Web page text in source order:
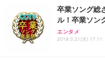
務用 おしゃれ
ANDWINT オフ
ッシュ 通気性
ス圧無段階昇降
【MiniLED/
HOOTER
グモニター QD
アイリスオーヤ
ュラー 200枚入
卒業ソング総
ル！卒業ソン
エンタメ
2018.3.21(水) 17:11